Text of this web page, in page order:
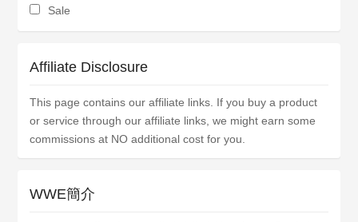
Sale
Affiliate Disclosure
This page contains our affiliate links. If you buy a product
or service through our affiliate links, we might earn some
commissions at NO additional cost for you.
WWE簡介